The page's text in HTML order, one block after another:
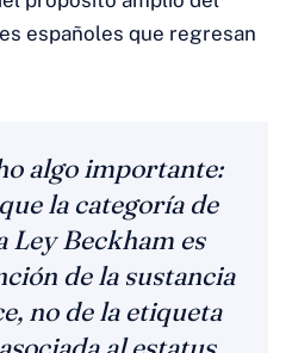
españoles que regresan
algo importante:
la categoría de
Ley Beckham es
de la sustancia
no de la etiqueta